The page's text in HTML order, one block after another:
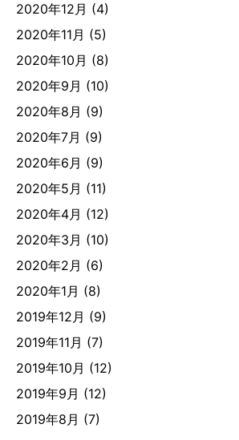
2020年12月 (4)
2020年11月 (5)
2020年10月 (8)
2020年9月 (10)
2020年8月 (9)
2020年7月 (9)
2020年6月 (9)
2020年5月 (11)
2020年4月 (12)
2020年3月 (10)
2020年2月 (6)
2020年1月 (8)
2019年12月 (9)
2019年11月 (7)
2019年10月 (12)
2019年9月 (12)
2019年8月 (7)